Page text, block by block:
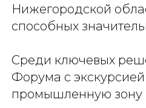
Нижегородской
способных
Среди ключевых
Форума с
промышленную зону